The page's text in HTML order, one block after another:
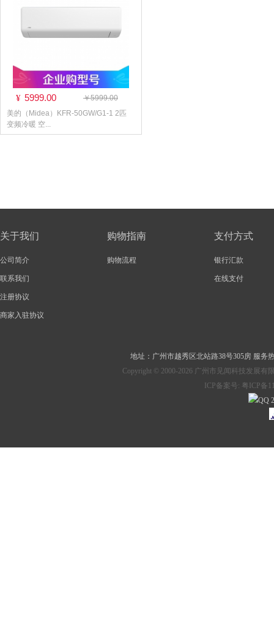
¥ 5999.00
￥5999.00
美的（Midea）KFR-50GW/G1-1 2匹
变频冷暖 空...
关于我们
公司简介
联系我们
注册协议
商家入驻协议
购物指南
购物流程
支付方式
银行汇款
在线支付
地址： 广州市越秀区北站路38号305房 服务
Copyright © 2000-2026 广州市见闻科技发展
ICP备案号: 粤ICP备